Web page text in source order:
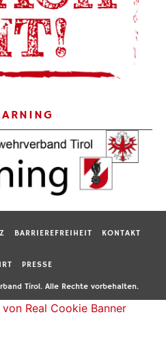
BARRIEREFREIHEIT KONTAKT
PRESSE
Tirol. Alle Rechte vorbehalten.
Real Cookie Banner